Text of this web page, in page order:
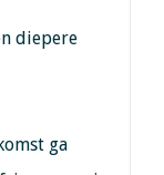
diepere
ga